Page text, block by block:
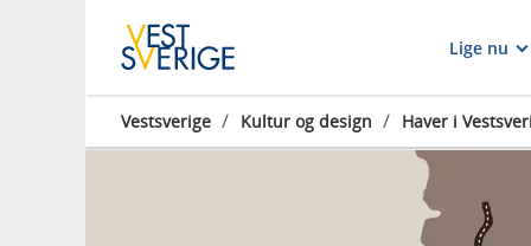
Lige nu
Vestsverige / Kultur og design / Haver i